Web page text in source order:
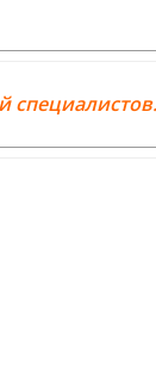
специалистов.